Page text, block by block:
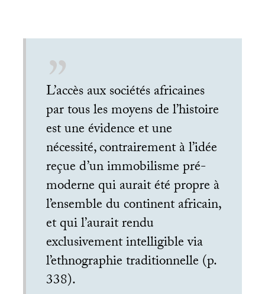
L’accès aux sociétés africaines
par tous les moyens de l’histoire
est une évidence et une
nécessité, contrairement à l’idée
reçue d’un immobilisme pré-
moderne qui aurait été propre à
l’ensemble du continent africain,
et qui l’aurait rendu
exclusivement intelligible via
l’ethnographie traditionnelle (p.
338).